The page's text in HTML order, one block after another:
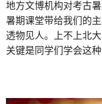
地方文博机构对考古
暑期课堂带给我们的
透物见人。上不上北
关键是同学们学会这